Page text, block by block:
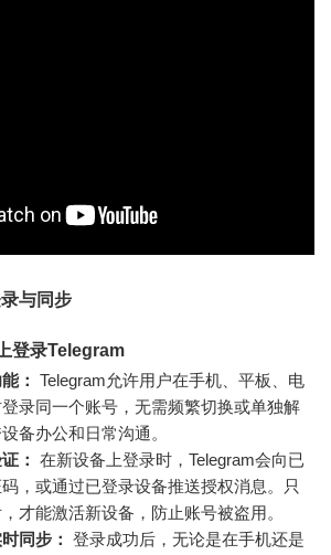
与同步
登录Telegram
： Telegram允许用户在手机、平板、电
录同一个账号，无需频繁切换或单独解
备办公和日常沟通。
： 在新设备上登录时，Telegram会向已
，或通过已登录设备推送授权消息。只
才能激活新设备，防止账号被盗用。
同步： 登录成功后，无论是在手机还是